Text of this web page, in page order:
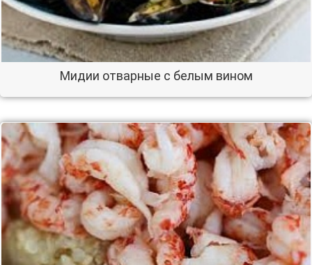
Мидии отварные с белым вином